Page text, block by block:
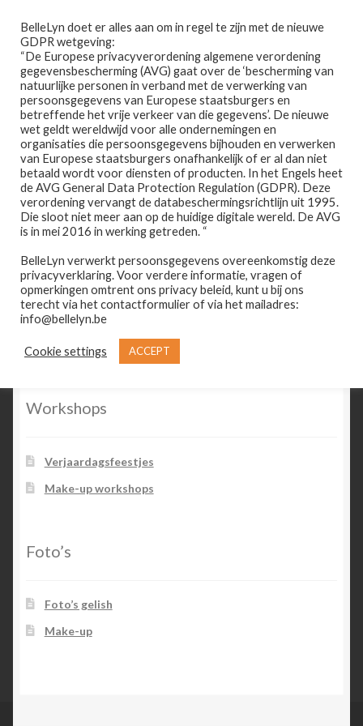
door
naar
navigatie
naar
de
inhoud
Menu
Home
Afspraak maken
Prijslijst
Winkel
Contact
Wie is Belle-Lyn ?
Home
BERICHTEN GETAGGED
“VERJAARDAGSFEESTJE”
Niets gevonden
Het ziet er naar uit dat we niet konden vinden wat je in
gedachten had. Misschien helpt het om te zoeken.
naar:
Workshops
Verjaardagsfeestjes
Make-up workshops
Foto’s
Foto’s gelish
Make-up
BelleLyn doet er alles aan om in regel te zijn met de nieuwe
GDPR wetgeving:
“De Europese privacyverordening algemene verordening
gegevensbescherming (AVG) gaat over de ‘bescherming van
natuurlijke personen in verband met de verwerking van
persoonsgegevens van Europese staatsburgers en
betreffende het vrije verkeer van die gegevens’. De nieuwe
wet geldt wereldwijd voor alle ondernemingen en
organisaties die persoonsgegevens bijhouden en verwerken
van Europese staatsburgers onafhankelijk of er al dan niet
betaald wordt voor diensten of producten. In het Engels heet
de AVG General Data Protection Regulation (GDPR). Deze
verordening vervangt de databeschermingsrichtlijn uit 1995.
Die sloot niet meer aan op de huidige digitale wereld. De AVG
is in mei 2016 in werking getreden. “
BelleLyn verwerkt persoonsgegevens overeenkomstig deze
privacyverklaring. Voor verdere informatie, vragen of
opmerkingen omtrent ons privacy beleid, kunt u bij ons
terecht via het contactformulier of via het mailadres:
info@bellelyn.be
Cookie settings ACCEPT